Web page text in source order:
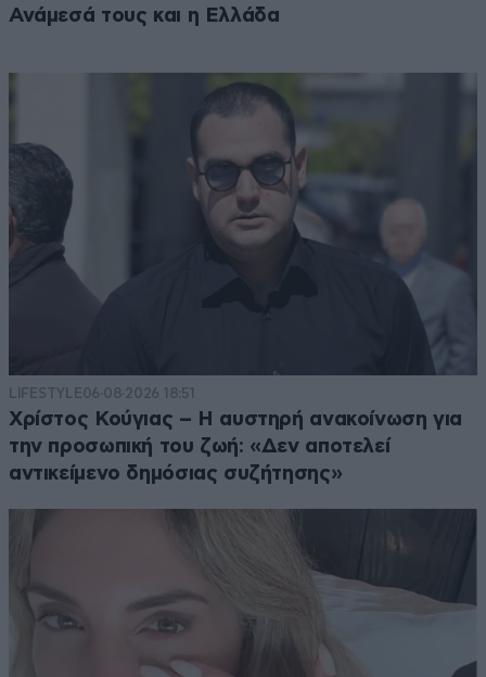
Ανάμεσά τους και η Ελλάδα
LIFESTYLE06·08·2026 18:51
Χρίστος Κούγιας – Η αυστηρή ανακοίνωση για
την προσωπική του ζωή: «Δεν αποτελεί
αντικείμενο δημόσιας συζήτησης»